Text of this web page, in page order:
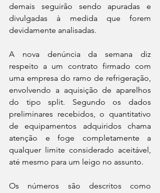
demais seguirão sendo apuradas e
divulgadas à medida que forem
devidamente analisadas.
A nova denúncia da semana diz
respeito a um contrato firmado com
uma empresa do ramo de refrigeração,
envolvendo a aquisição de aparelhos
do tipo split. Segundo os dados
preliminares recebidos, o quantitativo
de equipamentos adquiridos chama
atenção e foge completamente a
qualquer limite considerado aceitável,
até mesmo para um leigo no assunto.
Os números são descritos como